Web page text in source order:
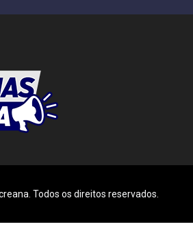
Todos os direitos reservados.